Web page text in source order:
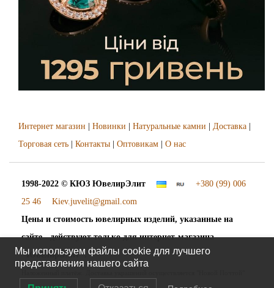
Интернет магазин Новинки Натуральные камни Доставка
Торговая сеть
Контакты Оптовикам О нас
1998-2022 © КЮЗ ЮвелирЭлит
+380 (99) 006
25 46
Kiev.juvelit@gmail.com
Цены и стоимость ювелирных изделий, указанные на
сайте - действуют только для интернет-магазина
"ЮвелирЭлит".
Мы используем файлы cookie для лучшего
представления нашего сайта